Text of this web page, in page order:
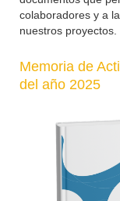
colaboradores y a
nuestros proyectos.
Memoria de
del año 2025